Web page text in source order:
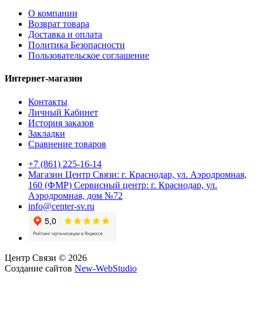
О компании
Возврат товара
Доставка и оплата
Политика Безопасности
Пользовательское соглашение
Интернет-магазин
Контакты
Личный Кабинет
История заказов
Закладки
Сравнение товаров
+7 (861) 225-16-14
Магазин Центр Связи: г. Краснодар, ул. Аэродромная,
160 (ФМР) Сервисный центр: г. Краснодар, ул.
Аэродромная, дом №72
info@center-sv.ru
Центр Связи © 2026
Создание сайтов New-WebStudio